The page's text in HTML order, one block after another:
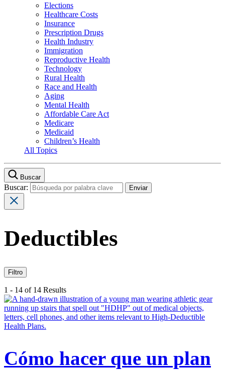
Elections
Healthcare Costs
Insurance
Prescription Drugs
Health Industry
Immigration
Reproductive Health
Technology
Rural Health
Race and Health
Aging
Mental Health
Affordable Care Act
Medicare
Medicaid
Children’s Health
All Topics
Buscar
Buscar:
Deductibles
Filtro
1 - 14 of 14 Results
Cómo hacer que un plan